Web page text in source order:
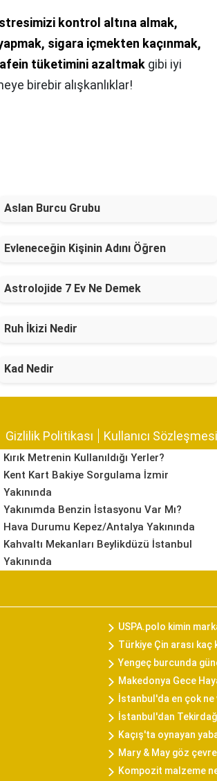
stresimizi kontrol altına almak,
sigara içmekten kaçınmak,
tüketimini azaltmak gibi iyi
birebir alışkanlıklar!
Aslan Burcu Grubu
Evleneceğin Kişinin Adını Öğren
Astrolojide 7 Ev Ne Demek
Ruh İkizi Nedir
Kad Nedir
Gizlilik Politikası Kullanıcı Sözleşmesi
Kırık Metrenin Kullanıldığı Yerler?
Kent Kart Bakiye Sorgulama İzmir
Yakınında
Yakınımda Benzin İstasyonu Var Mı?
Hava Durumu Kepez/Antalya Yakınında
Kahvaltı Mekanları Beylikdüzü İstanbul
Yakınında
USPA.polo kimin
Türkiye Çin arası kaç
Yengeç burcunda
Makedonya Gece
İstanbul'da en çok ne
İstanbul'dan
Kaçış'ta oynayan
Mary & May göz
Kompozit malzeme